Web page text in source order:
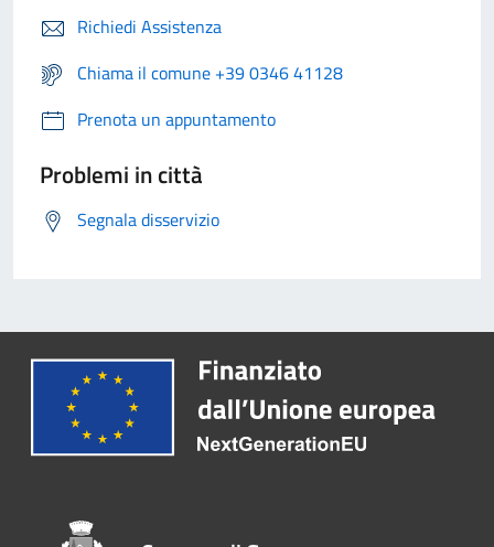
Richiedi Assistenza
Chiama il comune +39 0346 41128
Prenota un appuntamento
Problemi in città
Segnala disservizio